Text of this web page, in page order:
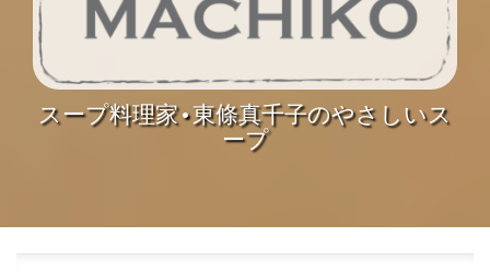
t
i
n
スープ料理家•東條真千子のやさしいス
ープ